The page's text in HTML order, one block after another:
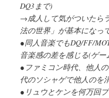
DQ3まで)
→成人して気がついたら
法の世界」が基本になっ
●同人音楽でもDQ/FF/
音楽感の差を感じる(ゲー
●ファミコン時代、他人
代のソシャゲで他人のを
●リュウとケンを何万回